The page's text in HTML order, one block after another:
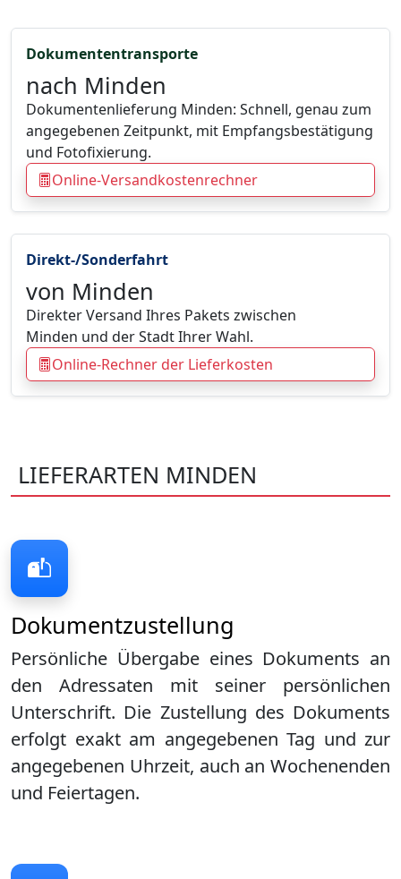
Direkt-/Sonderfahrt
von Minden
Direkter Versand Ihres Pakets zwischen
Minden und der Stadt Ihrer Wahl.
Online-Rechner der Lieferkosten
Dokumententransporte
nach Minden
Dokumentenlieferung Minden: Schnell, genau zum
angegebenen Zeitpunkt, mit Empfangsbestätigung
und Fotofixierung.
Online-Versandkostenrechner
LIEFERARTEN MINDEN
Dokumentzustellung
Persönliche Übergabe eines Dokuments an
den Adressaten mit seiner persönlichen
Unterschrift. Die Zustellung des Dokuments
erfolgt exakt am angegebenen Tag und zur
angegebenen Uhrzeit, auch an Wochenenden
und Feiertagen.